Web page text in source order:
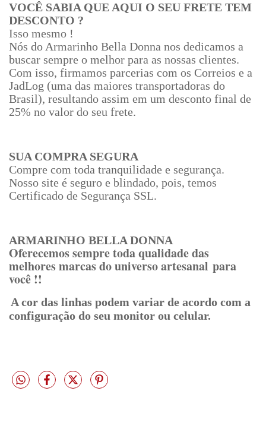
VOCÊ SABIA QUE AQUI O SEU FRETE TEM
DESCONTO ?
Isso mesmo !
Nós do Armarinho Bella Donna nos dedicamos a
buscar sempre o melhor para as nossas clientes.
Com isso, firmamos parcerias com os Correios e a
JadLog (uma das maiores transportadoras do
Brasil), resultando assim em um desconto final de
25% no valor do seu frete.
SUA COMPRA SEGURA
Compre com toda tranquilidade e segurança.
Nosso site é seguro e blindado, pois, temos
Certificado de Segurança SSL.
ARMARINHO BELLA DONNA
Oferecemos sempre toda qualidade das
melhores marcas do universo artesanal para
você !!
A cor das linhas podem variar de acordo com a
configuração do seu monitor ou celular.